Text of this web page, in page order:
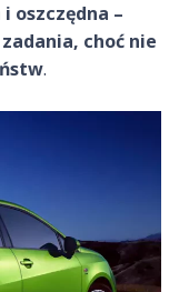
oszczędna –
choć nie
.